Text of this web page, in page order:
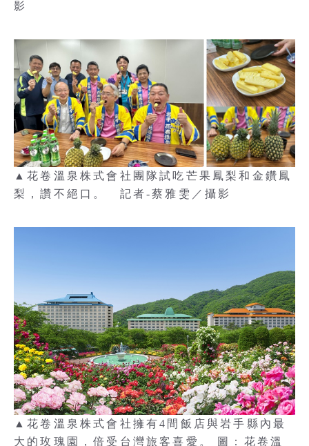
影
▲花卷溫泉株式會社團隊試吃芒果鳳梨和金鑽鳳
梨，讚不絕口。 記者-蔡雅雯／攝影
▲花卷溫泉株式會社擁有4間飯店與岩手縣內最
大的玫瑰園，倍受台灣旅客喜愛。 圖：花卷溫